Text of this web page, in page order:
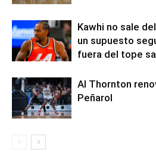
Kawhi no sale
un supuesto
fuera del tope
Al Thornton
Peñarol